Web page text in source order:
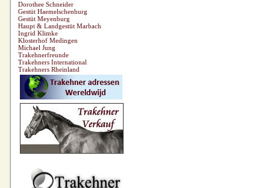
Dorothee Schneider
Gestüt Haemelschenburg
Gestüt Meyenburg
Haupt & Landgestüt Marbach
Ingrid Klimke
Klosterhof Medingen
Michael Jung
Trakehnerfreunde
Trakehners International
Trakehners Rheinland